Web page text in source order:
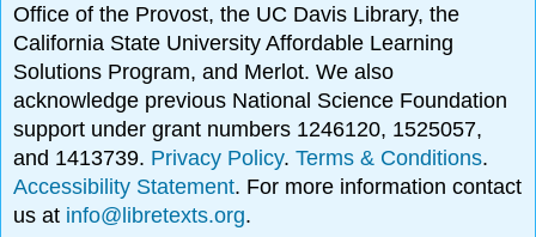
Office of the Provost, the UC Davis Library, the
California State University Affordable Learning
Solutions Program, and Merlot. We also
acknowledge previous National Science Foundation
support under grant numbers 1246120, 1525057,
and 1413739. Privacy Policy.Terms & Conditions.
Accessibility Statement. For more information contact
us at info@libretexts.org.